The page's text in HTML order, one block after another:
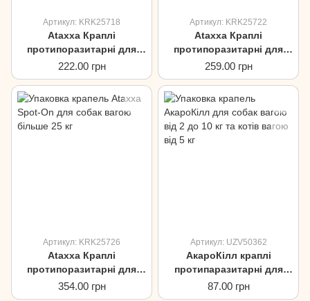
Артикул: KRK25718
Ataxxa Краплі
протипоразитарні для
собак вагою від 4 до 10кг
222.00 грн
Артикул: KRK25722
Ataxxa Краплі
протипоразитарні для
собак вагою від 10 до
25кг
259.00 грн
Артикул: KRK25726
Ataxxa Краплі
протипоразитарні для
собак вагою більше 25кг
354.00 грн
Артикул: UZV50362
АкароКілл краплі
протипаразитарні для
собак вагою від 2 до 10кг
та котів вагою від 5кг
87.00 грн